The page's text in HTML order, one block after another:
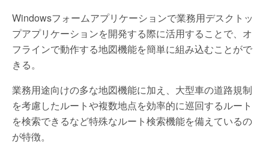
Windowsフォームアプリケーションで業務用デスクトッ
プアプリケーションを開発する際に活用することで、オ
フラインで動作する地図機能を簡単に組み込むことがで
きる。
業務用途向けの多な地図機能に加え、大型車の道路規制
を考慮したルートや複数地点を効率的に巡回するルート
を検索できるなど特殊なルート検索機能を備えているの
が特徴。